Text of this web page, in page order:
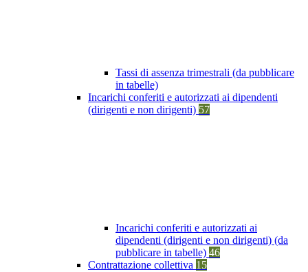
Tassi di assenza trimestrali (da pubblicare
in tabelle)
Incarichi conferiti e autorizzati ai dipendenti
(dirigenti e non dirigenti) 57
Incarichi conferiti e autorizzati ai
dipendenti (dirigenti e non dirigenti) (da
pubblicare in tabelle) 46
Contrattazione collettiva 15